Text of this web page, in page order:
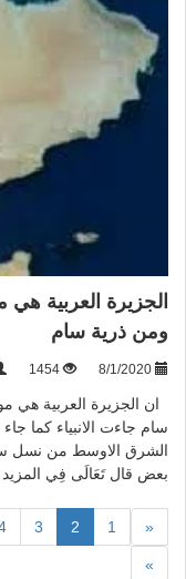
الجزيرة العربية هي
ومن ذرية سام
1454
ان الجزيرة العربية هي
سام جاءت الانبياء كما جاء
الشرق الاوسط من نسل سام
بعض قال تَعَالَى فِيالمزيد